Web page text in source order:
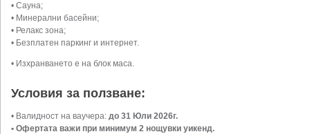
• Сауна;
• Минерални басейни;
• Релакс зона;
• Безплатен паркинг и интернет.
• Изхранването е на блок маса.
Условия за ползване:
• Валидност на ваучера: до 31 Юли 2026г.
• Офертата важи при минимум 2 нощувки уикенд.